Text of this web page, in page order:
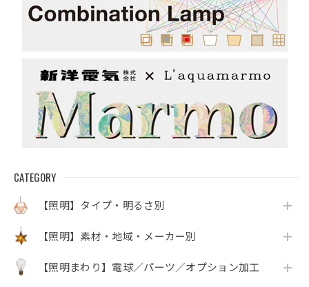
CATEGORY
【照明】タイプ・明るさ別
【照明】素材・地域・メーカー別
【照明まわり】電球／パーツ／オプション加工